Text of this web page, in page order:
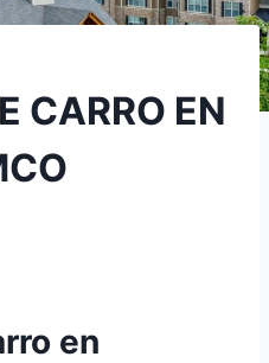
CARRO EN
en